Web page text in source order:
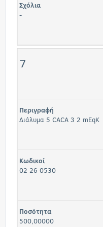
Σχόλια
-
7
Περιγραφή
Διάλυμα 5 CACA 3 2 mEqK
Κωδικοί
02 26 0530
Ποσότητα
500,00000